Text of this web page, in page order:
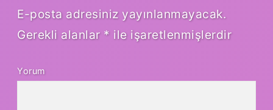
E-posta adresiniz yayınlanmayacak.
Gerekli alanlar * ile işaretlenmişlerdir
Yorum